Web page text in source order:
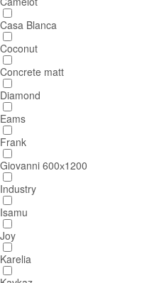
Casa Blanca
Coconut
Concrete matt
Diamond
Eams
Frank
Giovanni 600х1200
Industry
Isamu
Joy
Karelia